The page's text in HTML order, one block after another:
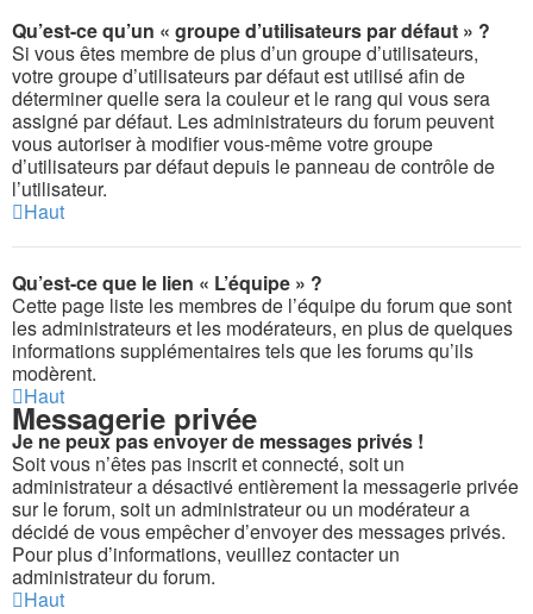
Qu’est-ce qu’un « groupe d’utilisateurs par défaut » ?
Si vous êtes membre de plus d’un groupe d’utilisateurs,
votre groupe d’utilisateurs par défaut est utilisé afin de
déterminer quelle sera la couleur et le rang qui vous sera
assigné par défaut. Les administrateurs du forum peuvent
vous autoriser à modifier vous-même votre groupe
d’utilisateurs par défaut depuis le panneau de contrôle de
l’utilisateur.
Haut
Qu’est-ce que le lien « L’équipe » ?
Cette page liste les membres de l’équipe du forum que sont
les administrateurs et les modérateurs, en plus de quelques
informations supplémentaires tels que les forums qu’ils
modèrent.
Haut
Messagerie privée
Je ne peux pas envoyer de messages privés !
Soit vous n’êtes pas inscrit et connecté, soit un
administrateur a désactivé entièrement la messagerie privée
sur le forum, soit un administrateur ou un modérateur a
décidé de vous empêcher d’envoyer des messages privés.
Pour plus d’informations, veuillez contacter un
administrateur du forum.
Haut